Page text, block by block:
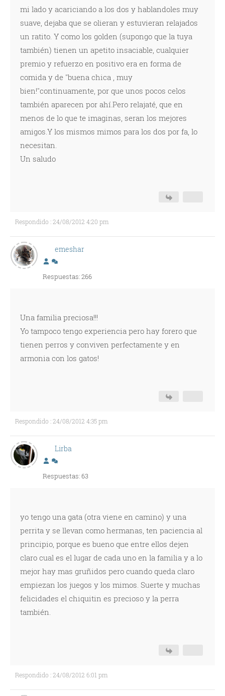
mi lado y acariciando a los dos y hablandoles muy
suave, dejaba que se olieran y estuvieran relajados
un ratito. Y como los golden (supongo que la tuya
también) tienen un apetito insaciable, cualquier
premio y refuerzo en positivo era en forma de
comida y de "buena chica , muy
bien!"continuamente, por que unos pocos celos
también aparecen por ahí.Pero relajaté, que en
menos de lo que te imaginas, seran los mejores
amigos.Y los mismos mimos para los dos por fa, lo
necesitan.
Un saludo
Respondido : 24/08/2012 4:20 pm
emeshar
Respuestas: 266
Una familia preciosa!!!
Yo tampoco tengo experiencia pero hay forero que
tienen perros y conviven perfectamente y en
armonia con los gatos!
Respondido : 24/08/2012 4:35 pm
Lirba
Respuestas: 63
yo tengo una gata (otra viene en camino) y una
perrita y se llevan como hermanas, ten paciencia al
principio, porque es bueno que entre ellos dejen
claro cual es el lugar de cada uno en la familia y a lo
mejor hay mas gruñidos pero cuando queda claro
empiezan los juegos y los mimos. Suerte y muchas
felicidades el chiquitin es precioso y la perra
también.
Respondido : 24/08/2012 6:01 pm